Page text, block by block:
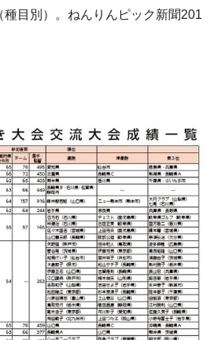
目別）。ねんりんピック新聞201